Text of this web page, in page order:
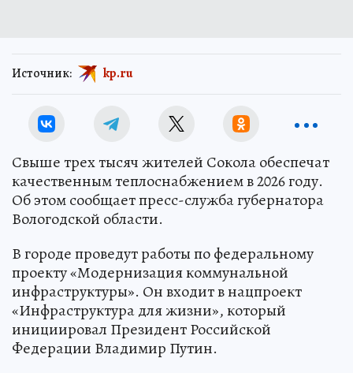
Источник: kp.ru
Свыше трех тысяч жителей Сокола обеспечат
качественным теплоснабжением в 2026 году.
Об этом сообщает пресс-служба губернатора
Вологодской области.
В городе проведут работы по федеральному
проекту «Модернизация коммунальной
инфраструктуры». Он входит в нацпроект
«Инфраструктура для жизни», который
инициировал Президент Российской
Федерации Владимир Путин.